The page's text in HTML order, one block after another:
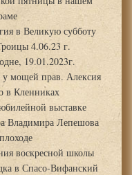
в Великую субботу
4.06.23 г.
19.01.2023г.
мощей прав. Алексия
в Кленниках
выставке
Владимира Лепешова
воскресной школы
в Спасо-Вифанский